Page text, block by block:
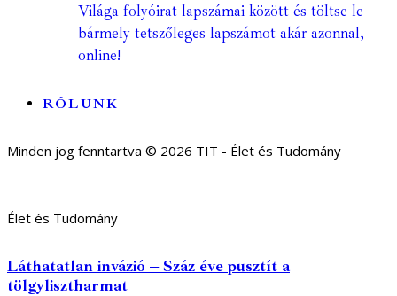
Világa folyóirat lapszámai között és töltse le
bármely tetszőleges lapszámot akár azonnal,
online!
RÓLUNK
Minden jog fenntartva © 2026 TIT - Élet és Tudomány
Élet és Tudomány
Láthatatlan invázió – Száz éve pusztít a
tölgylisztharmat